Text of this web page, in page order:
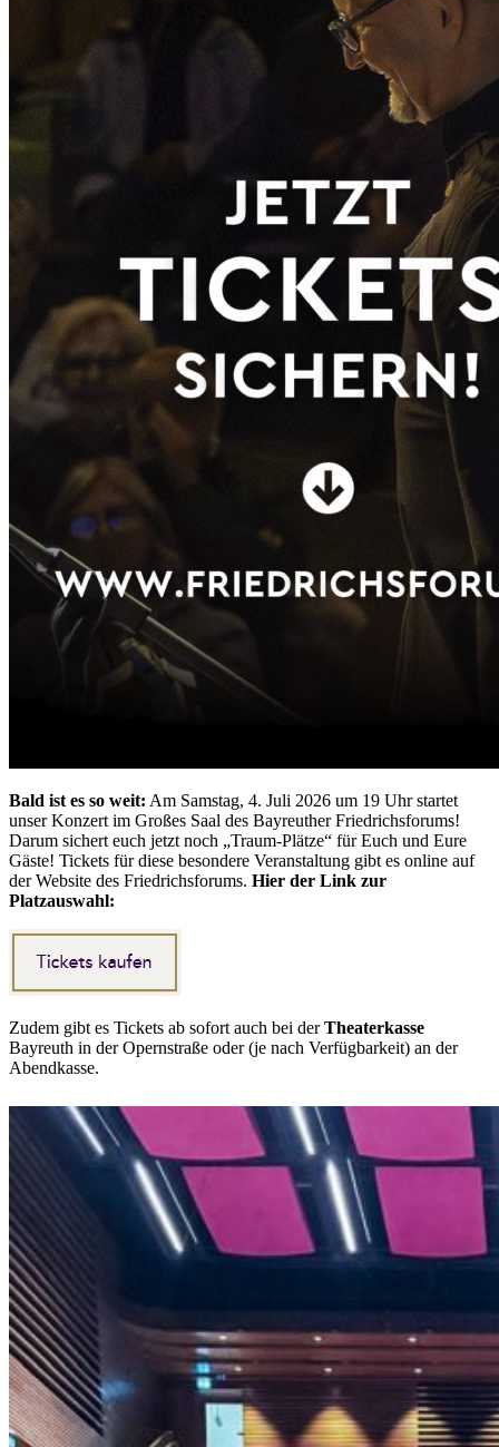
Bald ist es so weit: Am Samstag, 4. Juli 2026 um 19 Uhr startet
unser Konzert im Großes Saal des Bayreuther Friedrichsforums!
Darum sichert euch jetzt noch „Traum-Plätze“ für Euch und Eure
Gäste! Tickets für diese besondere Veranstaltung gibt es online auf
der Website des Friedrichsforums. Hier der Link zur
Platzauswahl:
Zudem gibt es Tickets ab sofort auch bei derTheaterkasse
Bayreuth in der Opernstraße oder (je nach Verfügbarkeit) an der
Abendkasse.